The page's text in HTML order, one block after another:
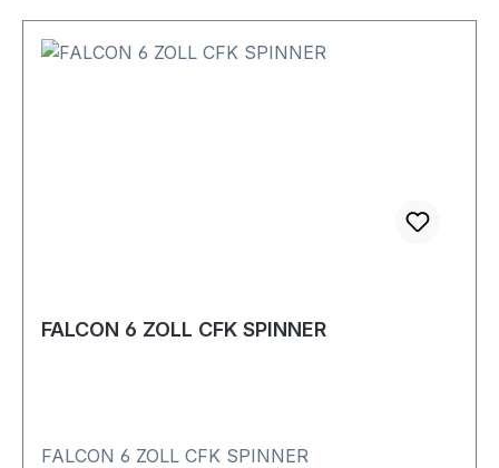
FALCON 6 ZOLL CFK SPINNER
FALCON 6 ZOLL CFK SPINNER